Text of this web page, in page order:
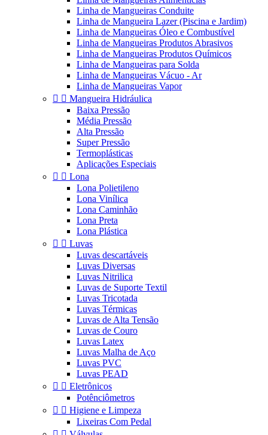
Linha de Mangueiras Conduite
Linha de Mangueira Lazer (Piscina e Jardim)
Linha de Mangueiras Óleo e Combustível
Linha de Mangueiras Produtos Abrasivos
Linha de Mangueiras Produtos Químicos
Linha de Mangueiras para Solda
Linha de Mangueiras Vácuo - Ar
Linha de Mangueiras Vapor
  Mangueira Hidráulica
Baixa Pressão
Média Pressão
Alta Pressão
Super Pressão
Termoplásticas
Aplicações Especiais
  Lona
Lona Polietileno
Lona Vinílica
Lona Caminhão
Lona Preta
Lona Plástica
  Luvas
Luvas descartáveis
Luvas Diversas
Luvas Nitrilica
Luvas de Suporte Textil
Luvas Tricotada
Luvas Térmicas
Luvas de Alta Tensão
Luvas de Couro
Luvas Latex
Luvas Malha de Aço
Luvas PVC
Luvas PEAD
  Eletrônicos
Potênciômetros
  Higiene e Limpeza
Lixeiras Com Pedal